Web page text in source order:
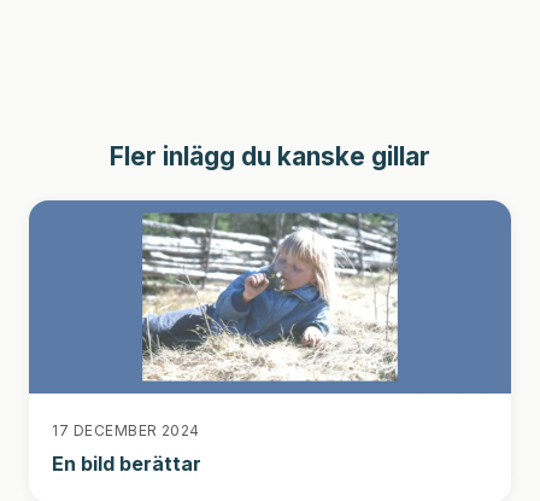
Fler inlägg du kanske gillar
17 DECEMBER 2024
En bild berättar